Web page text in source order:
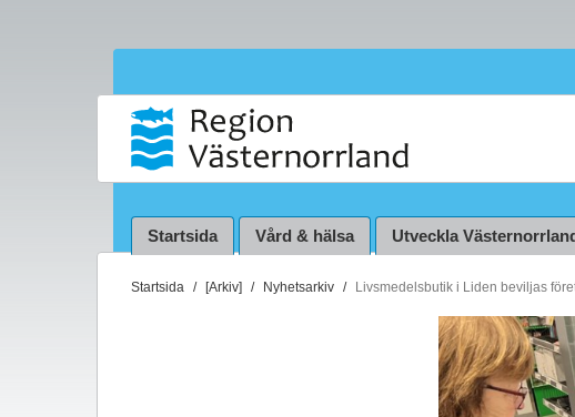
Startsida Vård & hälsa Utveckla
D
Startsida [Arkiv] Nyhetsarkiv Livsmedelsbutik i Liden beviljas